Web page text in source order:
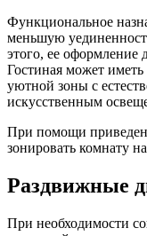
Функциональное
меньшую
этого, ее оформление
Гостиная может
уютной зоны с
искусственным
При помощи
зонировать комнату
Раздвижные
При необходимости